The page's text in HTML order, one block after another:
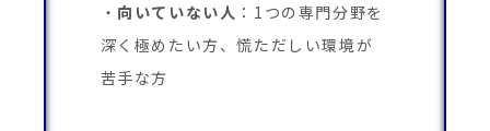
向いていない人 ：1つの専門分野を
深く極めたい方、慌ただしい環境が
苦手な方